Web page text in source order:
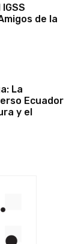
de la
La
Ecuador
y el